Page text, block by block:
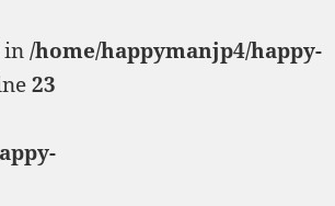
in/home/happymanjp4/happy-
23